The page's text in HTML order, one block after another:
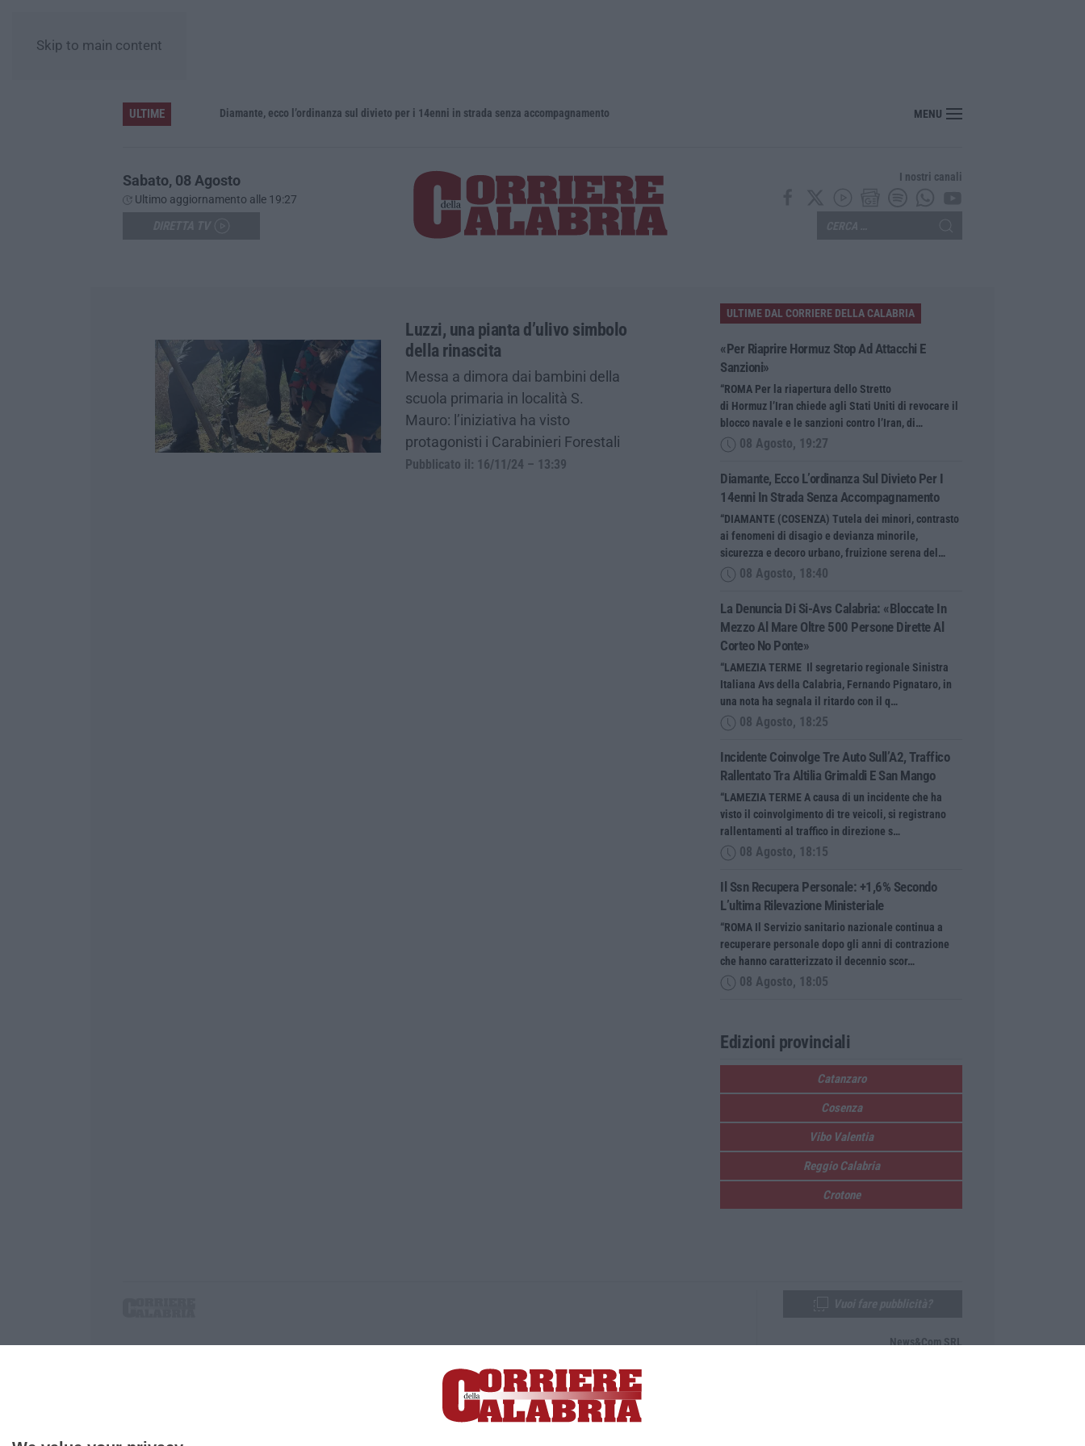
Skip to main content
ULTIME Diamante, ecco l’ordinanza sul divieto per i 14enni in strada senza accompagnamento MENU
Sabato, 08 Agosto
Ultimo aggiornamento alle 19:27
I nostri canali
Luzzi, una pianta d’ulivo simbolo
della rinascita
Messa a dimora dai bambini della
scuola primaria in località S.
Mauro: l’iniziativa ha visto
protagonisti i Carabinieri Forestali
Pubblicato il: 16/11/24 – 13:39
ULTIME DAL CORRIERE DELLA CALABRIA
«Per Riaprire Hormuz Stop Ad Attacchi E
Sanzioni»
“ROMA Per la riapertura dello Stretto
di Hormuz l’Iran chiede agli Stati Uniti di revocare il
blocco navale e le sanzioni contro l’Iran, di…
08 Agosto, 19:27
Diamante, Ecco L’ordinanza Sul Divieto Per I
14enni In Strada Senza Accompagnamento
“DIAMANTE (COSENZA) Tutela dei minori, contrasto
ai fenomeni di disagio e devianza minorile,
sicurezza e decoro urbano, fruizione serena del…
08 Agosto, 18:40
La Denuncia Di Si-Avs Calabria: «Bloccate In
Mezzo Al Mare Oltre 500 Persone Dirette Al
Corteo No Ponte»
“LAMEZIA TERME Il segretario regionale Sinistra
Italiana Avs della Calabria, Fernando Pignataro, in
una nota ha segnala il ritardo con il q…
08 Agosto, 18:25
Incidente Coinvolge Tre Auto Sull’A2, Traffico
Rallentato Tra Altilia Grimaldi E San Mango
“LAMEZIA TERME A causa di un incidente che ha
visto il coinvolgimento di tre veicoli, si registrano
rallentamenti al traffico in direzione s…
08 Agosto, 18:15
Il Ssn Recupera Personale: +1,6% Secondo
L’ultima Rilevazione Ministeriale
“ROMA Il Servizio sanitario nazionale continua a
recuperare personale dopo gli anni di contrazione
che hanno caratterizzato il decennio scor…
08 Agosto, 18:05
Edizioni provinciali
Catanzaro
Cosenza
Vibo Valentia
Reggio Calabria
Crotone
P.IVA. 03199620794, Via del mare 6/G, S.Eufemia, Lamezia Terme (CZ)
Iscrizione tribunale di Lamezia Terme 5/2011 - Direttore responsabile Paola Militano |Privacy
News&Com SRL